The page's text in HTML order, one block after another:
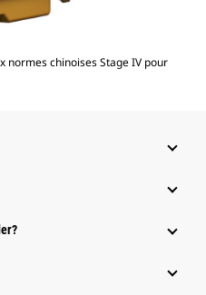
normes chinoises Stage IV pour